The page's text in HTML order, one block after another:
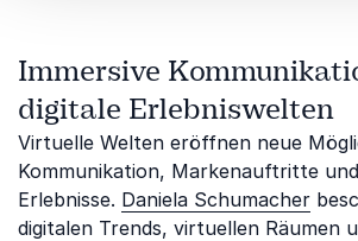
Immersive
digitale Erlebniswelten
Virtuelle Welten eröffnen neue
Kommunikation, Markenauftritte
Erlebnisse. Daniela Schumacher
digitalen Trends, virtuellen Räumen